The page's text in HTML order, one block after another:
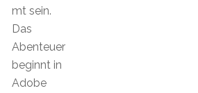
mt sein.
Das
Abenteuer
beginnt in
Adobe